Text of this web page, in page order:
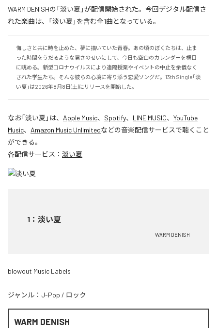
WARM DENISHの「淡い夏」が配信開始された。今回デジタル配信さ
れた楽曲は、「淡い夏」を含む全1曲となっている。
悔しさと共に時を止めた、夢に描いていた青春。あの頃のぼくたちは、止ま
った時間をうだるような暑さのせいにして、今日も空白のカレンダーを横目
に眺める。新型コロナウイルスにより遠隔授業やイベントの中止を余儀なく
された学生たち。そんな彼らの心境に寄り添う恋愛ソングだ。13th Single「淡
い夏」は2026年8月8日(土)にリリースを開始した。
なお「淡い夏 」は、 Apple Music、 Spotify、 LINE MUSIC、 YouTube
Music、 Amazon Music Unlimitedなどの音楽配信サービスで聴くこと
ができる。
各配信サービス： 淡い夏
1 ： 淡い夏
WARM DENISH
blowout Music Labels
ジャンル： J-Pop / ロック
WARM DENISH